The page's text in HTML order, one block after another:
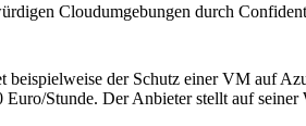
Cloudumgebungen durch
der Schutz einer VM auf
Stunde. Der Anbieter stellt auf seiner